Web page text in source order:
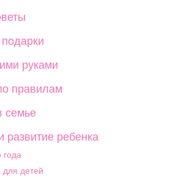
руками
правилам
семье
развитие ребенка
детей